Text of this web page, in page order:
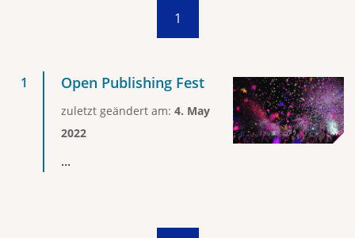
1
Open Publishing Fest
zuletzt geändert am: 4. May
2022
...